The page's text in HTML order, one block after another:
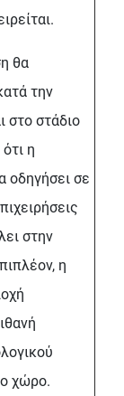
θα
την
στο στάδιο
η
οδηγήσει σε
στην
η
χώρο.